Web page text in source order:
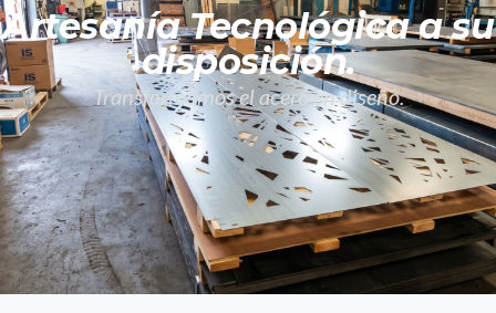
Artesanía Tecnológica a su
disposición.
Transformamos el acero en diseño.